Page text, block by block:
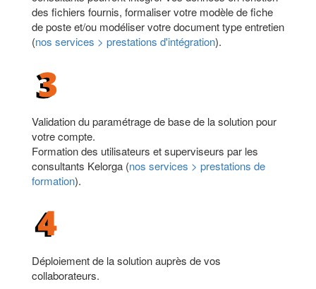
des fichiers fournis, formaliser votre modèle de fiche
de poste et/ou modéliser votre document type entretien
(nos services > prestations d'intégration).
Validation du paramétrage de base de la solution pour
votre compte.
Formation des utilisateurs et superviseurs par les
consultants Kelorga (nos services > prestations de
formation).
Déploiement de la solution auprès de vos
collaborateurs.